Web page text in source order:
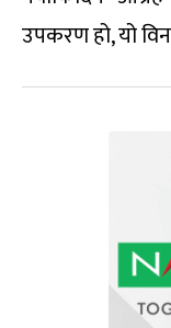
उपकरण हो, यो